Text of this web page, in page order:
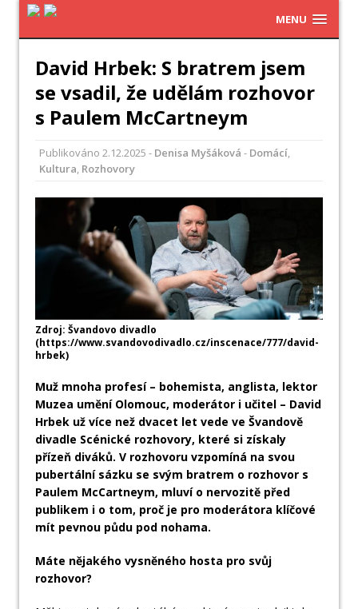
MENU
David Hrbek: S bratrem jsem
se vsadil, že udělám rozhovor
s Paulem McCartneym
Publikováno 2.12.2025 - Denisa Myšáková - Domácí,
Kultura, Rozhovory
Zdroj: Švandovo divadlo
(https://www.svandovodivadlo.cz/inscenace/777/david-
hrbek)
Muž mnoha profesí – bohemista, anglista, lektor
Muzea umění Olomouc, moderátor i učitel – David
Hrbek už více než dvacet let vede ve Švandově
divadle Scénické rozhovory, které si získaly
přízeň diváků. V rozhovoru vzpomíná na svou
pubertální sázku se svým bratrem o rozhovor s
Paulem McCartneym, mluví o nervozitě před
publikem i o tom, proč je pro moderátora klíčové
mít pevnou půdu pod nohama.
Máte nějakého vysněného hosta pro svůj
rozhovor?